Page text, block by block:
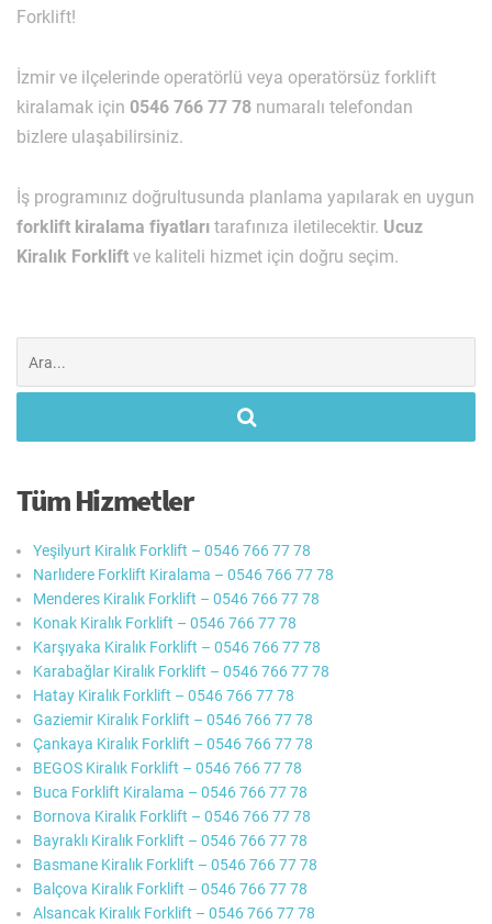
Forklift!
İzmir ve ilçelerinde operatörlü veya operatörsüz forklift
kiralamak için 0546 766 77 78 numaralı telefondan
bizlere ulaşabilirsiniz.
İş programınız doğrultusunda planlama yapılarak en uygun
forklift kiralama fiyatları tarafınıza iletilecektir. Ucuz
Kiralık Forklift ve kaliteli hizmet için doğru seçim.
ara:
Tüm Hizmetler
Yeşilyurt Kiralık Forklift – 0546 766 77 78
Narlıdere Forklift Kiralama – 0546 766 77 78
Menderes Kiralık Forklift – 0546 766 77 78
Konak Kiralık Forklift – 0546 766 77 78
Karşıyaka Kiralık Forklift – 0546 766 77 78
Karabağlar Kiralık Forklift – 0546 766 77 78
Hatay Kiralık Forklift – 0546 766 77 78
Gaziemir Kiralık Forklift – 0546 766 77 78
Çankaya Kiralık Forklift – 0546 766 77 78
BEGOS Kiralık Forklift – 0546 766 77 78
Buca Forklift Kiralama – 0546 766 77 78
Bornova Kiralık Forklift – 0546 766 77 78
Bayraklı Kiralık Forklift – 0546 766 77 78
Basmane Kiralık Forklift – 0546 766 77 78
Balçova Kiralık Forklift – 0546 766 77 78
Alsancak Kiralık Forklift – 0546 766 77 78